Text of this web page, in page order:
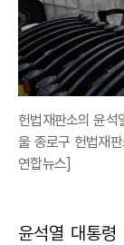
헌법재판소의 윤석
울 종로구 헌법재
연합뉴스]
윤석열 대통